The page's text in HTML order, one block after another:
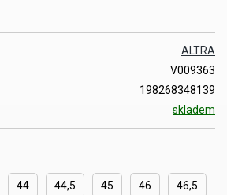
ALTRA
V009363
198268348139
skladem
44 44,5 45 46 46,5